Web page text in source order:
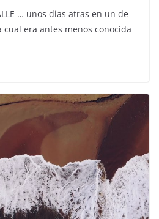
… unos dias atras en un de
cual era antes menos conocida